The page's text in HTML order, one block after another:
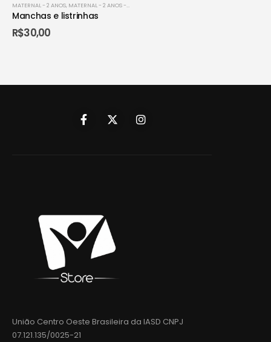
MATERNAL - 2 ANOS, MATERNAL - 2 ANOS - CAMPO GRANDENSE
Manchas e listrinhas
R$30,00
União Centro Oeste Brasileira da IASD CNPJ
07.121.135/0025-21